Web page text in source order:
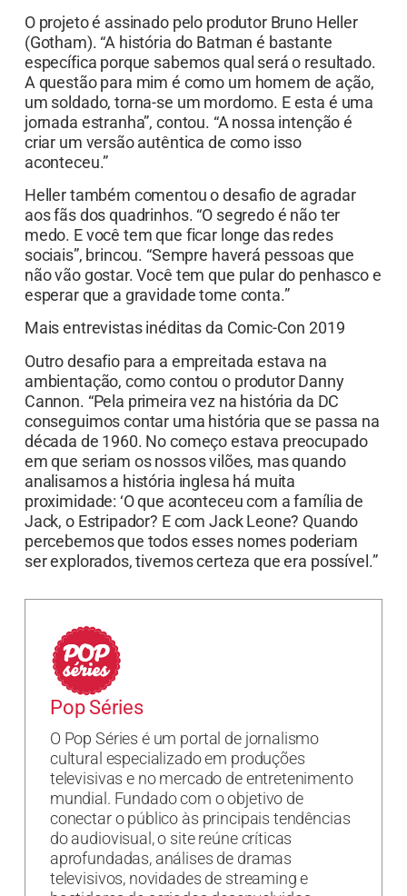
O projeto é assinado pelo produtor Bruno Heller
(Gotham). “A história do Batman é bastante
específica porque sabemos qual será o resultado.
A questão para mim é como um homem de ação,
um soldado, torna-se um mordomo. E esta é uma
jornada estranha”, contou. “A nossa intenção é
criar um versão autêntica de como isso
aconteceu.”
Heller também comentou o desafio de agradar
aos fãs dos quadrinhos. “O segredo é não ter
medo. E você tem que ficar longe das redes
sociais”, brincou. “Sempre haverá pessoas que
não vão gostar. Você tem que pular do penhasco e
esperar que a gravidade tome conta.”
Mais entrevistas inéditas da Comic-Con 2019
Outro desafio para a empreitada estava na
ambientação, como contou o produtor Danny
Cannon. “Pela primeira vez na história da DC
conseguimos contar uma história que se passa na
década de 1960. No começo estava preocupado
em que seriam os nossos vilões, mas quando
analisamos a história inglesa há muita
proximidade: ‘O que aconteceu com a família de
Jack, o Estripador? E com Jack Leone? Quando
percebemos que todos esses nomes poderiam
ser explorados, tivemos certeza que era possível.”
Pop Séries
O Pop Séries é um portal de jornalismo
cultural especializado em produções
televisivas e no mercado de entretenimento
mundial. Fundado com o objetivo de
conectar o público às principais tendências
do audiovisual, o site reúne críticas
aprofundadas, análises de dramas
televisivos, novidades de streaming e